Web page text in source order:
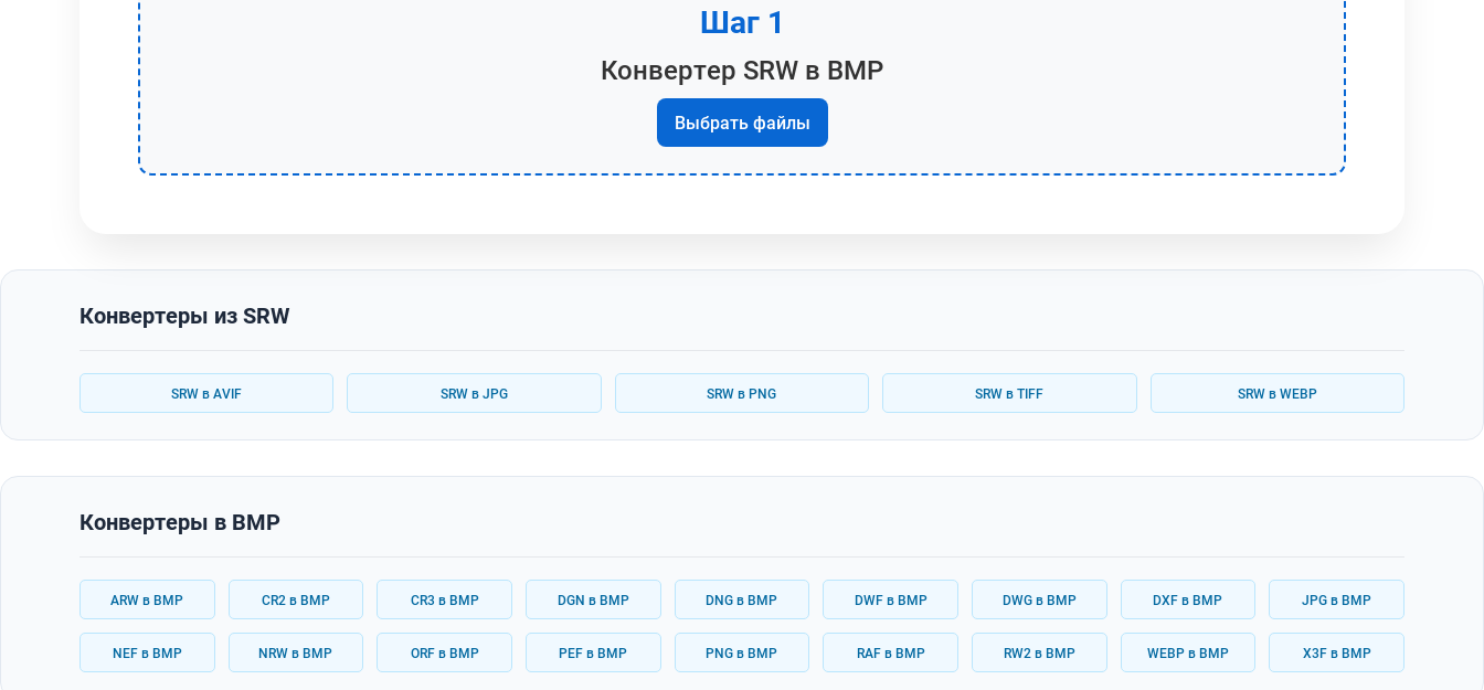
Шаг 1
Конвертер SRW в BMP
Выбрать файлы
Конвертеры из SRW
SRW в AVIF SRW в JPG SRW в PNG SRW в TIFF SRW в WEBP
Конвертеры в BMP
ARW в BMP CR2 в BMP CR3 в BMP DGN в BMP DNG в BMP DWF в BMP DWG в BMP DXF в BMP JPG в BMP
NEF в BMP NRW в BMP ORF в BMP PEF в BMP PNG в BMP RAF в BMP RW2 в BMP WEBP в BMP X3F в BMP